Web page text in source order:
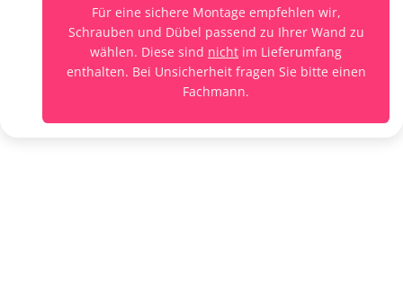
Für eine sichere Montage empfehlen wir,
Schrauben und Dübel passend zu Ihrer Wand zu
wählen. Diese sind nicht im Lieferumfang
enthalten. Bei Unsicherheit fragen Sie bitte einen
Fachmann.